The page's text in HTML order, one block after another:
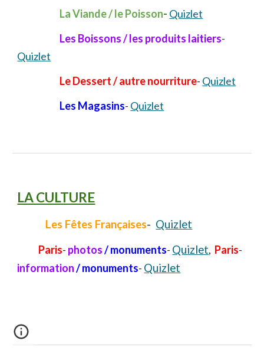
La Viande / le Poisson- Quizlet
Les Boissons / les produits laitiers-
Quizlet
Le Dessert / autrenourriture- Quizlet
Les Magasins- Quizlet
LA CULTURE
Les Fêtes Françaises- Quizlet
Paris- photos/ monuments- Quizlet, Paris-
information/ monuments- Quizlet